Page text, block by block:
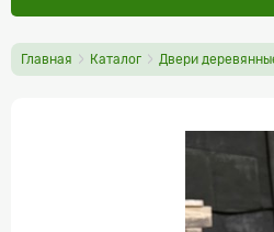
Главная Каталог Двери